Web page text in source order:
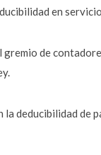
en
de
deducibilidad de